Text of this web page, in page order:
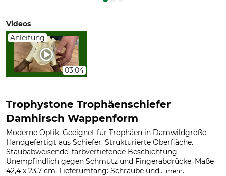
Videos
Anleitung
03:04
Trophystone Trophäenschiefer
Damhirsch Wappenform
Moderne Optik. Geeignet für Trophäen in Damwildgröße.
Handgefertigt aus Schiefer. Strukturierte Oberfläche.
Staubabweisende, farbvertiefende Beschichtung.
Unempfindlich gegen Schmutz und Fingerabdrücke. Maße
42,4 x 23,7 cm. Lieferumfang: Schraube und... mehr.